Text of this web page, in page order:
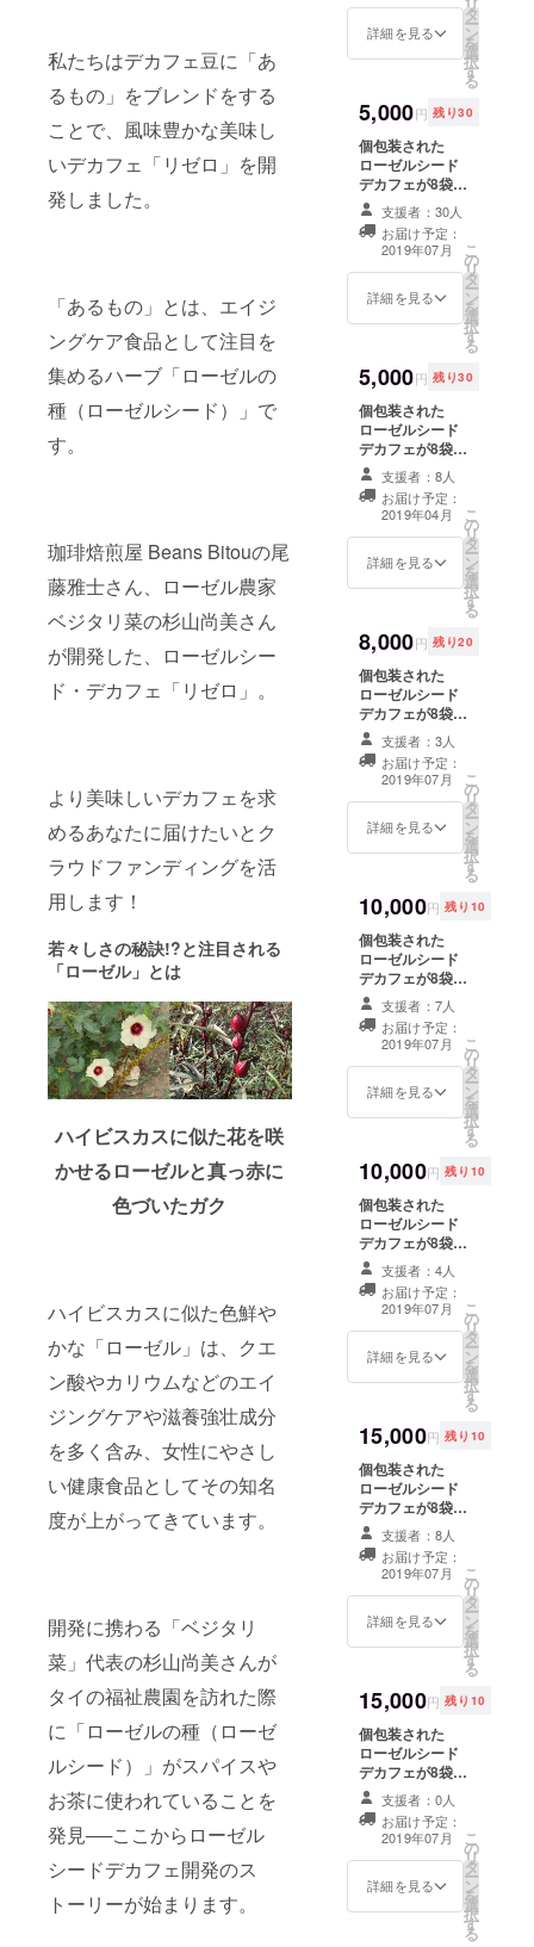
私たちはデカフェ豆に「あ
るもの」をブレンドをする
ことで、風味豊かな美味し
いデカフェ「リゼロ」を開
発しました。
「あるもの」とは、エイジ
ングケア食品として注目を
集めるハーブ「ローゼルの
種（ローゼルシード）」で
す。
珈琲焙煎屋 Beans Bitouの尾
藤雅士さん、ローゼル農家
ベジタリ菜の杉山尚美さん
が開発した、ローゼルシー
ド・デカフェ「リゼロ」。
より美味しいデカフェを求
めるあなたに届けたいとク
ラウドファンディングを活
用します！
若々しさの秘訣!?と注目される
「ローゼル」とは
ハイビスカスに似た花を咲
かせるローゼルと真っ赤に
色づいたガク
ハイビスカスに似た色鮮や
かな「ローゼル」は、クエ
ン酸やカリウムなどのエイ
ジングケアや滋養強壮成分
を多く含み、女性にやさし
い健康食品としてその知名
度が上がってきています。
開発に携わる「ベジタリ
菜」代表の杉山尚美さんが
タイの福祉農園を訪れた際
に「ローゼルの種（ローゼ
ルシード）」がスパイスや
お茶に使われていることを
発見──ここからローゼル
シードデカフェ開発のス
トーリーが始まります。
チャーとし
て活動を始
める。
リサーチに
よる社会包
摂の実現」
を理念に掲
げ、調査設
計、ブラン
ド・商品開
発、経営戦
略の立案ま
ジャンルで
一貫したデ
ザイン活動
を行ってい
る。
「やさしい
スイーツ・
カフェ コル
ポ」では、
ひとの働き
方のリサー
チから、カ
フェのブラ
ンディング
〈ロゴ、広
報物など〉
をおこなっ
た。
asano.com
──
杉山尚美
すぎやまな
おみ
─
農業全般を
15年ほど経
験。その
世界に入り3
年間、福祉
分野におけ
る農業の必
要性を感じ
アグリジョ
ブコーチと
いう資格を
て、農業分
野と福祉分
野での連携
の可能性を
信じ、自ら
農業をする
ことでそこ
に工賃を発
生させたり
出しをした
りして提案
をしたりす
る分業制を
とる農家に
なろうとひ
とりで就農
障害者の方
ぷりとつかった
ジャムは、酸味
手がけるトリコ
コーヒーは、
フェアトレード
で仕入れた珈琲
豆を焙煎し、福
祉施設で丁寧に
不純物をハンド
ピックしてでき
たコーヒーで
す。 開封後はで
きるだけ早めに
ご利用くださ
詳細を見る
タ
ー
ン
を
選
択
す
る
5,000円 残り30
個包装された
ローゼルシード
デカフェが8袋を
2セットお送りい
たします。 ベジ
タリ菜が育てた
ローゼルをたっ
ぷりとつかった
ジャムは、酸味
ツ・カフェ コル
ポによる、フィ
ナンシェはなん
とグルテンフ
リーです。ジャ
ムをつけて食べ
てみてくださ
い。 開封後はで
きるだけ早めに
い。
支援者：30人
お届け予定：
2019年07月
詳細を見る
こ
の
リ
タ
ー
ン
を
選
択
す
る
5,000円 残り30
個包装された
ローゼルシード
デカフェが8袋を
2セットお送りい
たします。 野田
琺瑯 ポーチカ ミ
ルクパン 12cm
ホワイトを同封
します。 開封後
支援者：8人
お届け予定：
2019年04月
詳細を見る
こ
の
リ
タ
ー
ン
を
選
択
す
る
8,000円 残り20
個包装された
ローゼルシード
デカフェが8袋を
2セットお送りい
たします。 1616
/ Arita Japanの
ハンドル付き
コーヒーカップ
（ホワイト・グ
にご利用くださ
い。お申し込み
時に、カップの
カラーをホワイ
ト・グレーから
お選びくださ
い。 キャンドル
Kinariによる
ローゼルをイ
キャンドル
（5x5x5 cm）
支援者：3人
お届け予定：
2019年07月
詳細を見る
こ
の
リ
タ
ー
ン
を
選
択
す
る
10,000円 残り10
個包装された
ローゼルシード
デカフェが8袋を
2セットお送りい
たします。 1616
/ Arita Japanの
ハンドル付き
コーヒーカップ
（ホワイト・グ
瑯 ポーチカ ミル
ワイトを同封し
ます。 開封後は
できるだけ早め
にご利用くださ
い。お申し込み
時に、カップの
カラーをホワイ
ト・グレーから
お選びくださ
い。 キャンドル
Kinariによる
ローゼルをイ
cm）です。
支援者：7人
お届け予定：
2019年07月
詳細を見る
こ
の
リ
タ
ー
ン
を
選
択
す
る
10,000円 残り10
個包装された
ローゼルシード
デカフェが8袋は
いっています。
ベジタリ菜が育
てたローゼルを
たっぷりとつ
かったジャム
は、酸味と甘味
トリココーヒー
は、フェアト
レードで仕入れ
た珈琲豆を焙煎
し、福祉施設で
丁寧に不純物を
ハンドピックし
てできたコー
ヒーです。やさ
カフェ コルポに
よる、フィナン
す。ジャムをつ
けて食べてみて
ください。 開封
後はできるだけ
早めにご利用く
ださい。お申し
込み時に、カッ
プのカラーをホ
ワイト・グレー
さい。 キャンド
ル Kinariによる
支援者：4人
お届け予定：
2019年07月
詳細を見る
こ
の
リ
タ
ー
ン
を
選
択
す
る
15,000円 残り10
個包装された
ローゼルシード
デカフェが8袋入
を4セットお送り
いたします。
1616 / Arita
Japanのハンド
ル付きコーヒー
カップ（ホワイ
12cm ホワイト
を同封します。
ベジタリ菜が育
てたローゼルを
たっぷりとつ
かったジャム
は、酸味と甘味
のバランスが良
いです。やさし
フェ コルポによ
る、フィナン
支援者：8人
お届け予定：
2019年07月
詳細を見る
こ
の
リ
タ
ー
ン
を
選
択
す
る
15,000円 残り10
個包装された
ローゼルシード
デカフェが8袋が
4セットはいって
います。 1616 /
Arita Japanのハ
ンドル付きコー
ヒーカップ（ホ
ワイト・グ
瑯 ポーチカ ミル
支援者：0人
お届け予定：
2019年07月
詳細を見る
こ
の
リ
タ
ー
ン
を
選
択
す
る